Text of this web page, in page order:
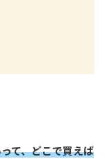
て、どこで買えば